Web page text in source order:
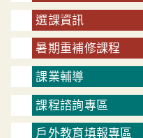
選課資訊
暑期重補修課程
課業輔導
課程諮詢專區
戶外教育填報專區